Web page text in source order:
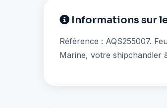
Informations sur
Référence : AQS255007.
Marine, votre shipchandler